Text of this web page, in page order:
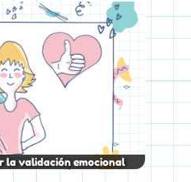
la validación emocional